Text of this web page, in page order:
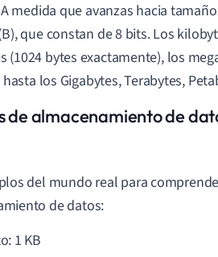
medida que avanzas hacia
que constan de 8 bits. Los
bytes exactamente), los
los Gigabytes, Terabytes,
de almacenamiento de
del mundo real para
de datos:
1 KB